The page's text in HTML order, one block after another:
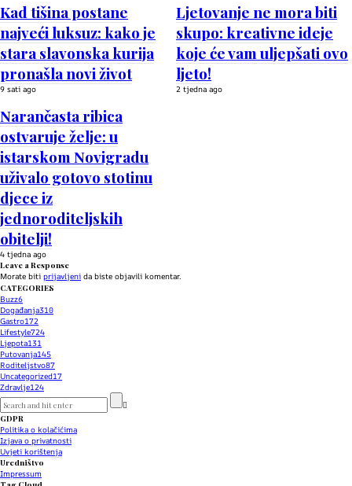
Kad tišina postane
najveći luksuz: kako je
stara slavonska kurija
pronašla novi život
9 sati ago
Ljetovanje ne mora biti
skupo: kreativne ideje
koje će vam uljepšati ovo
ljeto!
2 tjedna ago
Narančasta ribica
ostvaruje želje: u
istarskom Novigradu
uživalo gotovo stotinu
djece iz
jednoroditeljskih
obitelji!
4 tjedna ago
Leave a Response
Morate biti prijavljeni da biste objavili komentar.
CATEGORIES
Buzz6
Događanja310
Gastro172
Lifestyle724
Ljepota131
Putovanja145
Roditeljstvo87
Uncategorized17
Zdravlje124
GDPR
Politika o kolačićima
Izjava o privatnosti
Uvjeti korištenja
Uredništvo
Impressum